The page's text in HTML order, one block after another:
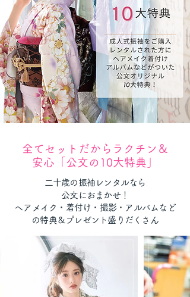
全てセットだからラクチン＆
安心「公文の10大特典」
二十歳の振袖レンタルなら
公文におまかせ！
​ヘアメイク・着付け・撮影・アルバムなど
の特典＆プレゼント盛りだくさん